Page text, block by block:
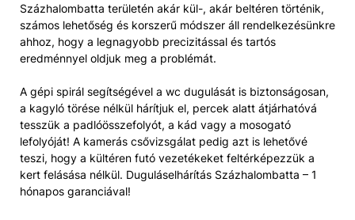
Százhalombatta területén akár kül-, akár beltéren történik,
számos lehetőség és korszerű módszer áll rendelkezésünkre
ahhoz, hogy a legnagyobb precizitással és tartós
eredménnyel oldjuk meg a problémát.
A gépi spirál segítségével a wc dugulását is biztonságosan,
a kagyló törése nélkül hárítjuk el, percek alatt átjárhatóvá
tesszük a padlóösszefolyót, a kád vagy a mosogató
lefolyóját! A kamerás csővizsgálat pedig azt is lehetővé
teszi, hogy a kültéren futó vezetékeket feltérképezzük a
kert felásása nélkül. Duguláselhárítás Százhalombatta – 1
hónapos garanciával!